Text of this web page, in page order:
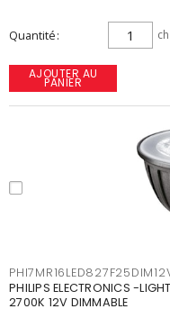
Quantité ch
AJOUTER AU
PANIER
PHILIPS ELECTRONICS -
2700K 12V DIMMABLE